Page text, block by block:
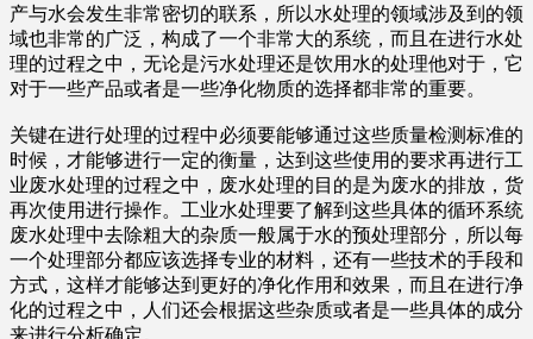
产与水会发生非常密切的联系，所以水处理的领域涉及到的领
域也非常的广泛，构成了一个非常大的系统，而且在进行水处
理的过程之中，无论是污水处理还是饮用水的处理他对于，它
对于一些产品或者是一些净化物质的选择都非常的重要。
关键在进行处理的过程中必须要能够通过这些质量检测标准的
时候，才能够进行一定的衡量，达到这些使用的要求再进行工
业废水处理的过程之中，废水处理的目的是为废水的排放，货
再次使用进行操作。工业水处理要了解到这些具体的循环系统
废水处理中去除粗大的杂质一般属于水的预处理部分，所以每
一个处理部分都应该选择专业的材料，还有一些技术的手段和
方式，这样才能够达到更好的净化作用和效果，而且在进行净
化的过程之中，人们还会根据这些杂质或者是一些具体的成分
来进行分析确定。